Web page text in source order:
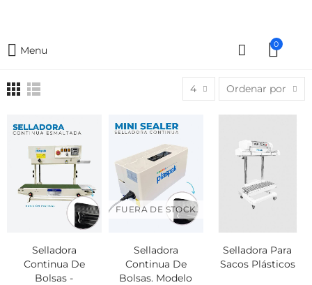
Menu 0
4 Ordenar por
Selladora
Continua De
Bolsas -
FUERA DE STOCK
Selladora
Continua De
Bolsas. Modelo
Selladora Para
Sacos Plásticos